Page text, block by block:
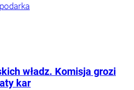
władz. Komisja grozi
kar